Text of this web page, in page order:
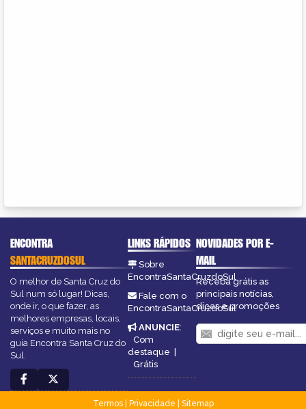
ENCONTRA
SANTACRUZDOSUL
O melhor de Santa Cruz do
Sul num só lugar! Dicas,
onde ir, o que fazer, as
melhores empresas, locais,
serviços e muito mais no
guia Encontra Santa Cruz do
Sul.
LINKS RÁPIDOS
Sobre
EncontraSantaCruzdoSul
Fale com o
EncontraSantaCruzdoSul
ANUNCIE:
Com
destaque |
Grátis
NOVIDADES POR E-
MAIL
Receba grátis as
principais notícias,
dicas e promoções
Termos| Privacidade
Sitemap